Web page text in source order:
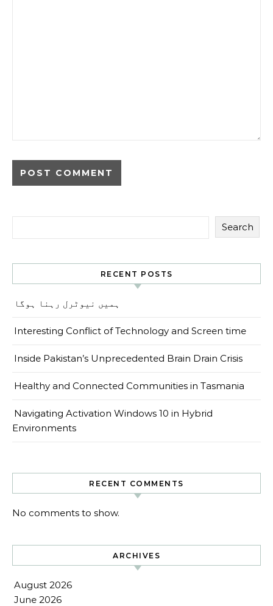
Search
RECENT POSTS
ہمیں نیوٹرل رہنا ہوگا
Interesting Conflict of Technology and Screen time
Inside Pakistan’s Unprecedented Brain Drain Crisis
Healthy and Connected Communities in Tasmania
Navigating Activation Windows 10 in Hybrid
Environments
RECENT COMMENTS
No comments to show.
ARCHIVES
August 2026
June 2026